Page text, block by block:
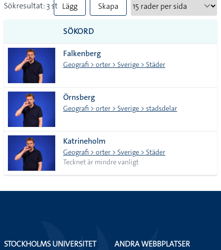
Sökresultat: 3 st Lägg
till
alla i
lista
Skapa
SÖKORD
Falkenberg
Geografi > orter > Sverige > Städer
Örnsberg
Geografi > orter > Sverige > stadsdelar
Katrineholm
Geografi > orter > Sverige > Städer
Tecknet är mindre vanligt
STOCKHOLMS UNIVERSITET
ANDRA WEBBPLATSER